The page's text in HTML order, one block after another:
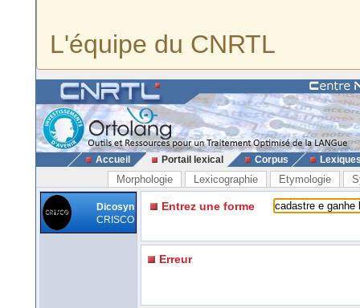
L'équipe du CNRTL
Accueil Portail lexical Corpus
Morphologie Lexicographie Etymologie
Dicosyn
CRISCO
Entrez une forme
Erreur